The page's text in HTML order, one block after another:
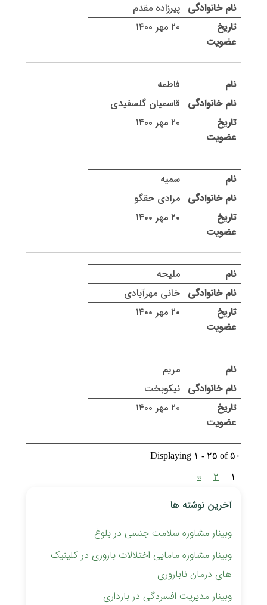
پیرزاده مقدم
۲۰ مهر ۱۴۰۰
فاطمه
قاسمیان گلسفیدی
۲۰ مهر ۱۴۰۰
سمیه
مرادی حقگو
۲۰ مهر ۱۴۰۰
ملیحه
خانی مهرآبادی
۲۰ مهر ۱۴۰۰
مریم
نیکوبخت
۲۰ مهر ۱۴۰۰
Displaying ۱ - ۲۵ of ۵۰
۱ ۲ »
آخرین نوشته ها
وبینار مشاوره سلامت جنسی در بلوغ
وبینار مشاوره مامایی اختلالات باروری ‏در کلینیک
های درمان ناباروری
وبینار مدیریت افسردگی در بارداری